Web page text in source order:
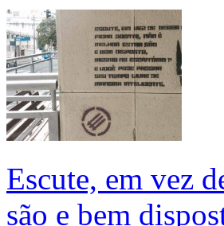
Escute, em vez
são e bem